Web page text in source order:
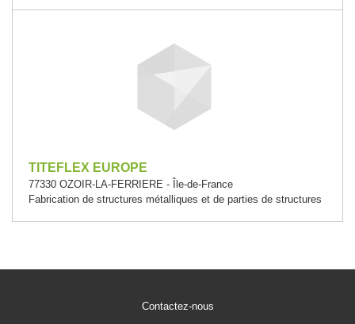
TITEFLEX EUROPE
77330 OZOIR-LA-FERRIERE - Île-de-France
Fabrication de structures métalliques et de parties de structures
Contactez-nous